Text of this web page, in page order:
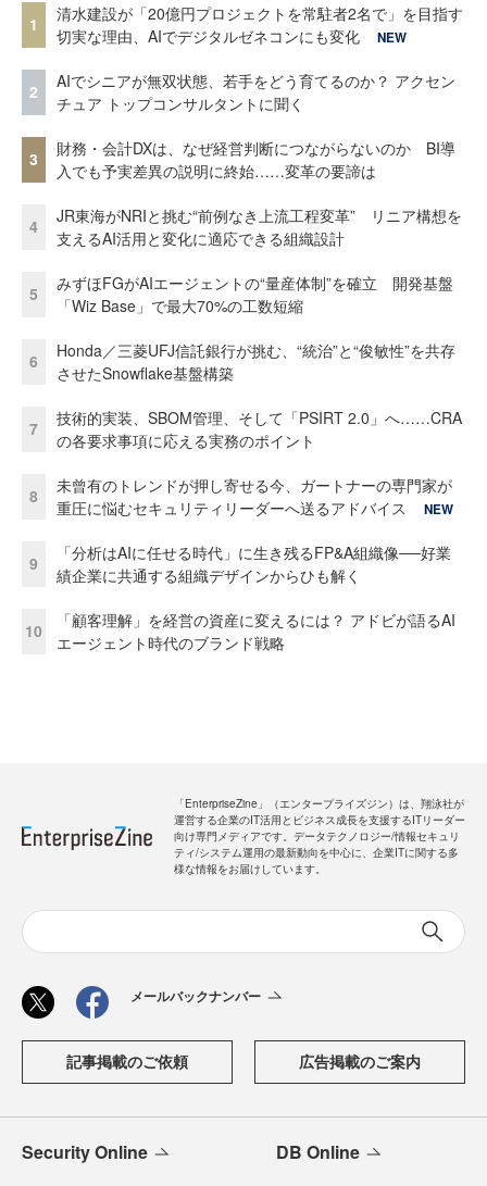
1
清水建設が「20億円プロジェクトを常駐者2名で」を目指す
切実な理由、AIでデジタルゼネコンにも変化
NEW
2
AIでシニアが無双状態、若手をどう育てるのか？ アクセン
チュア トップコンサルタントに聞く
3
財務・会計DXは、なぜ経営判断につながらないのか BI導
入でも予実差異の説明に終始……変革の要諦は
4
JR東海がNRIと挑む“前例なき上流工程変革” リニア構想を
支えるAI活用と変化に適応できる組織設計
5
みずほFGがAIエージェントの“量産体制”を確立 開発基盤
「Wiz Base」で最大70%の工数短縮
6
Honda／三菱UFJ信託銀行が挑む、“統治”と“俊敏性”を共存
させたSnowflake基盤構築
7
技術的実装、SBOM管理、そして「PSIRT 2.0」へ……CRA
の各要求事項に応える実務のポイント
8
未曾有のトレンドが押し寄せる今、ガートナーの専門家が
重圧に悩むセキュリティリーダーへ送るアドバイス
NEW
9
「分析はAIに任せる時代」に生き残るFP&A組織像──好業
績企業に共通する組織デザインからひも解く
10
「顧客理解」を経営の資産に変えるには？ アドビが語るAI
エージェント時代のブランド戦略
「EnterpriseZine」（エンタープライズジン）は、翔泳社が
運営する企業のIT活用とビジネス成長を支援するITリーダー
向け専門メディアです。データテクノロジー/情報セキュリ
ティ/システム運用の最新動向を中心に、企業ITに関する多
様な情報をお届けしています。
メールバックナンバー
記事掲載のご依頼 広告掲載のご案内
Security Online DB Online